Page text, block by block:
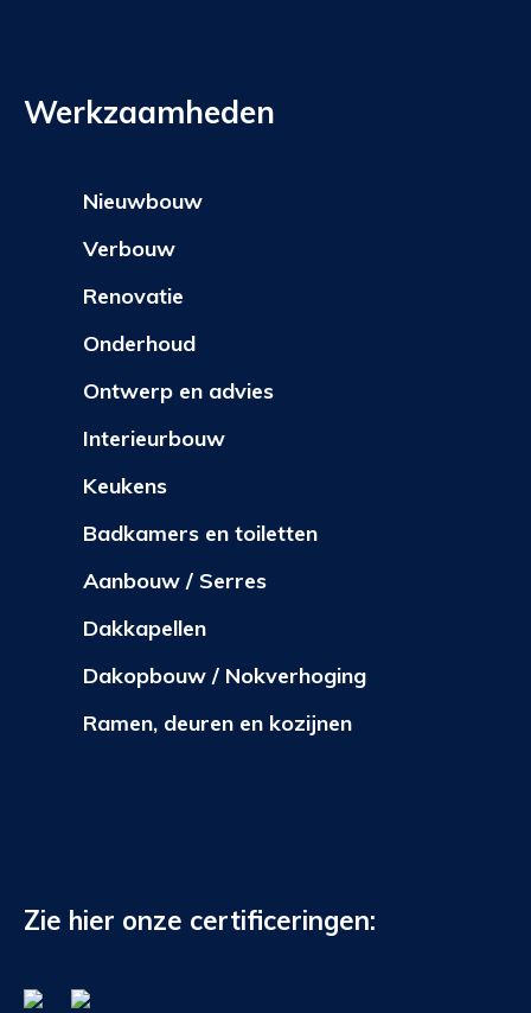
Werkzaamheden
Nieuwbouw
Verbouw
Renovatie
Onderhoud
Ontwerp en advies
Interieurbouw
Zie hier onze certificeringen:
Keukens
Badkamers en toiletten
Aanbouw / Serres
Dakkapellen
Dakopbouw / Nokverhoging
Ramen, deuren en kozijnen